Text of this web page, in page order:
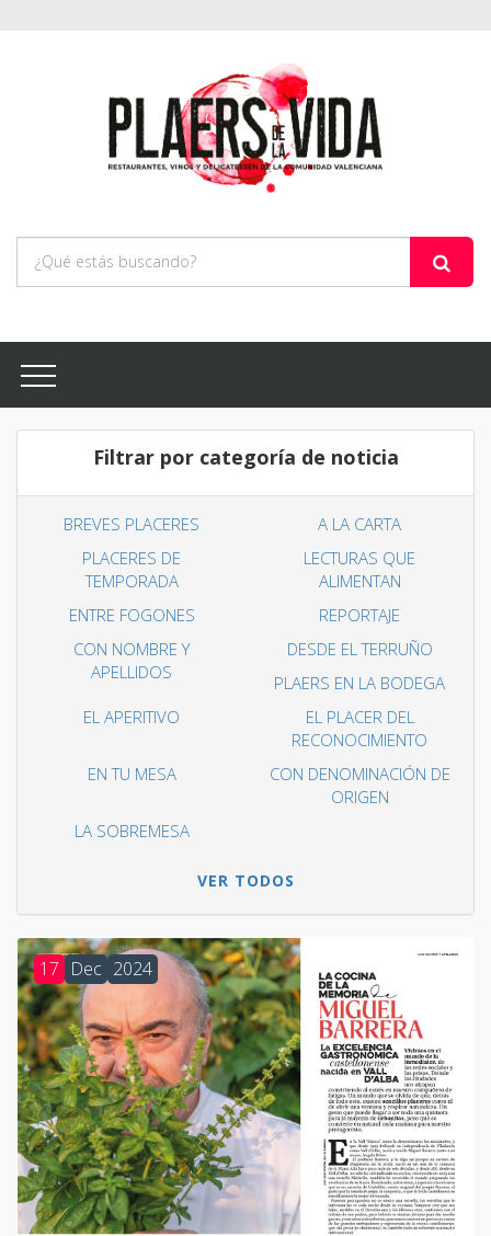
Filtrar por categoría de noticia
BREVES PLACERES
A LA CARTA
PLACERES DE
TEMPORADA
LECTURAS QUE
ALIMENTAN
ENTRE FOGONES
REPORTAJE
CON NOMBRE Y
APELLIDOS
DESDE EL TERRUÑO
PLAERS EN LA BODEGA
EL APERITIVO
EL PLACER DEL
RECONOCIMIENTO
EN TU MESA
CON DENOMINACIÓN DE
ORIGEN
LA SOBREMESA
VER TODOS
17 Dec 2024